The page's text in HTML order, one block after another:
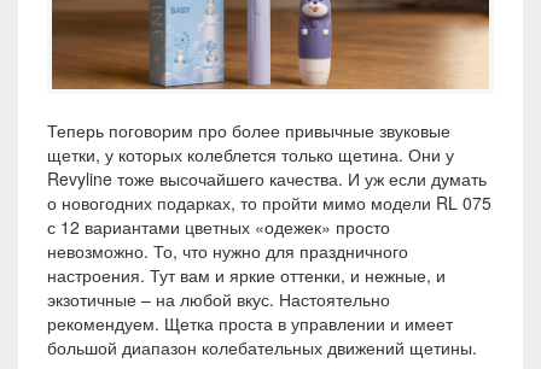
Теперь поговорим про более привычные звуковые
щетки, у которых колеблется только щетина. Они у
Revyline тоже высочайшего качества. И уж если думать
о новогодних подарках, то пройти мимо модели RL 075
с 12 вариантами цветных «одежек» просто
невозможно. То, что нужно для праздничного
настроения. Тут вам и яркие оттенки, и нежные, и
экзотичные – на любой вкус. Настоятельно
рекомендуем. Щетка проста в управлении и имеет
большой диапазон колебательных движений щетины.